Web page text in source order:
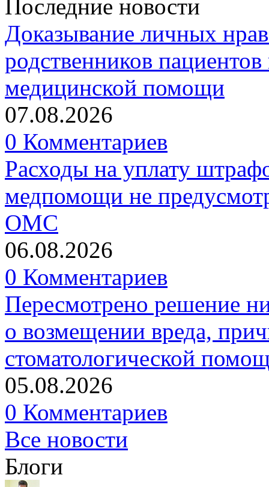
Последние новости
Доказывание личных
родственников
медицинской помощи
07.08.2026
0 Комментариев
Расходы на уплату
медпомощи не
ОМС
06.08.2026
0 Комментариев
Пересмотрено решение
о возмещении вреда,
стоматологической
05.08.2026
0 Комментариев
Все новости
Блоги